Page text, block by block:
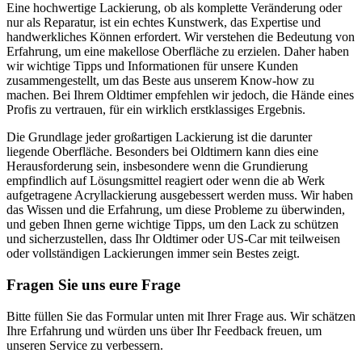
Eine hochwertige Lackierung, ob als komplette Veränderung oder
nur als Reparatur, ist ein echtes Kunstwerk, das Expertise und
handwerkliches Können erfordert. Wir verstehen die Bedeutung von
Erfahrung, um eine makellose Oberfläche zu erzielen. Daher haben
wir wichtige Tipps und Informationen für unsere Kunden
zusammengestellt, um das Beste aus unserem Know-how zu
machen. Bei Ihrem Oldtimer empfehlen wir jedoch, die Hände eines
Profis zu vertrauen, für ein wirklich erstklassiges Ergebnis.
Die Grundlage jeder großartigen Lackierung ist die darunter
liegende Oberfläche. Besonders bei Oldtimern kann dies eine
Herausforderung sein, insbesondere wenn die Grundierung
empfindlich auf Lösungsmittel reagiert oder wenn die ab Werk
aufgetragene Acryllackierung ausgebessert werden muss. Wir haben
das Wissen und die Erfahrung, um diese Probleme zu überwinden,
und geben Ihnen gerne wichtige Tipps, um den Lack zu schützen
und sicherzustellen, dass Ihr Oldtimer oder US-Car mit teilweisen
oder vollständigen Lackierungen immer sein Bestes zeigt.
Fragen Sie uns eure Frage
Bitte füllen Sie das Formular unten mit Ihrer Frage aus. Wir schätzen
Ihre Erfahrung und würden uns über Ihr Feedback freuen, um
unseren Service zu verbessern.